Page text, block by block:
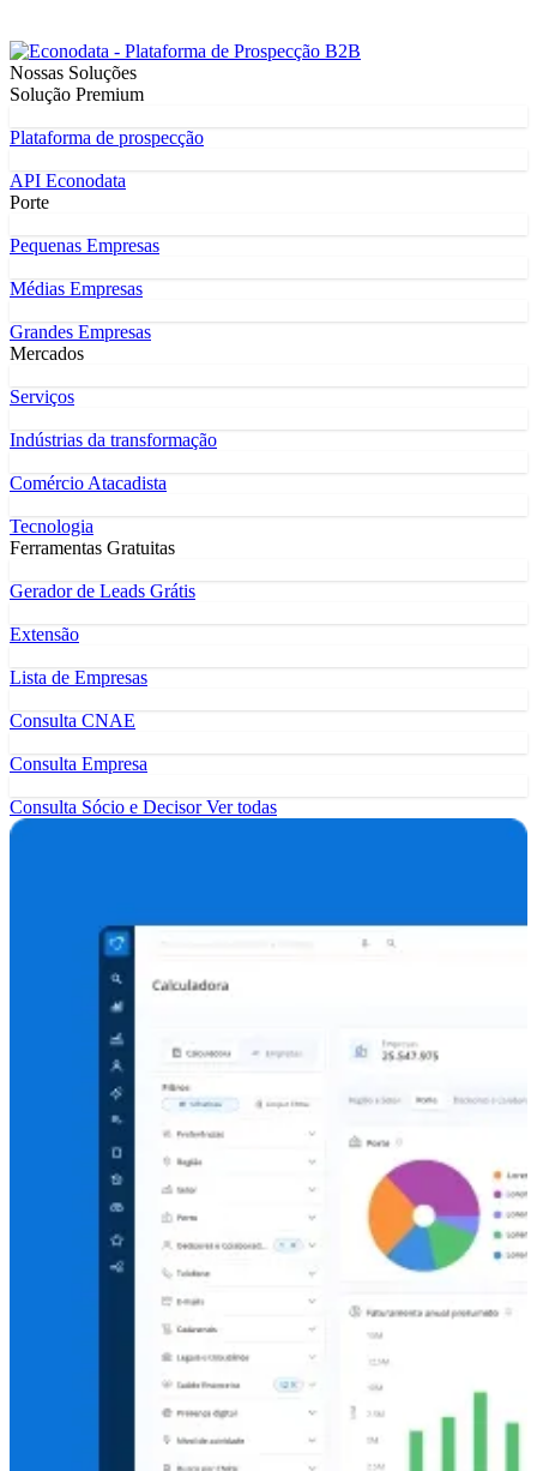
Nossas Soluções
Solução Premium
Plataforma de prospecção
API Econodata
Porte
Pequenas Empresas
Médias Empresas
Grandes Empresas
Mercados
Serviços
Indústrias da transformação
Comércio Atacadista
Tecnologia
Ferramentas Gratuitas
Gerador de Leads Grátis
Extensão
Lista de Empresas
Consulta CNAE
Consulta Empresa
Consulta Sócio e DecisorVer todas